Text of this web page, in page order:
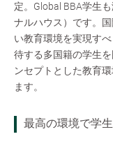
定。Global BBA学生
ナルハウス）です。
い教育環境を実現す
待する多国籍の学生
ンセプトとした教育
ます。
最高の環境で学